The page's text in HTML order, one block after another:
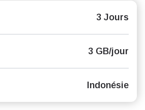
3 Jours
3 GB/jour
Indonésie